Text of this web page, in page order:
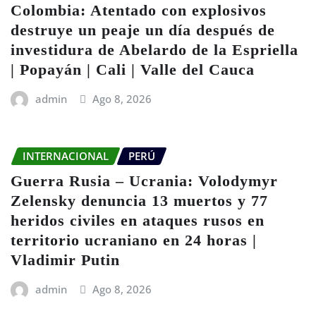
Colombia: Atentado con explosivos
destruye un peaje un día después de
investidura de Abelardo de la Espriella
| Popayán | Cali | Valle del Cauca
admin Ago 8, 2026
INTERNACIONAL PERÚ
Guerra Rusia – Ucrania: Volodymyr
Zelensky denuncia 13 muertos y 77
heridos civiles en ataques rusos en
territorio ucraniano en 24 horas |
Vladimir Putin
admin Ago 8, 2026